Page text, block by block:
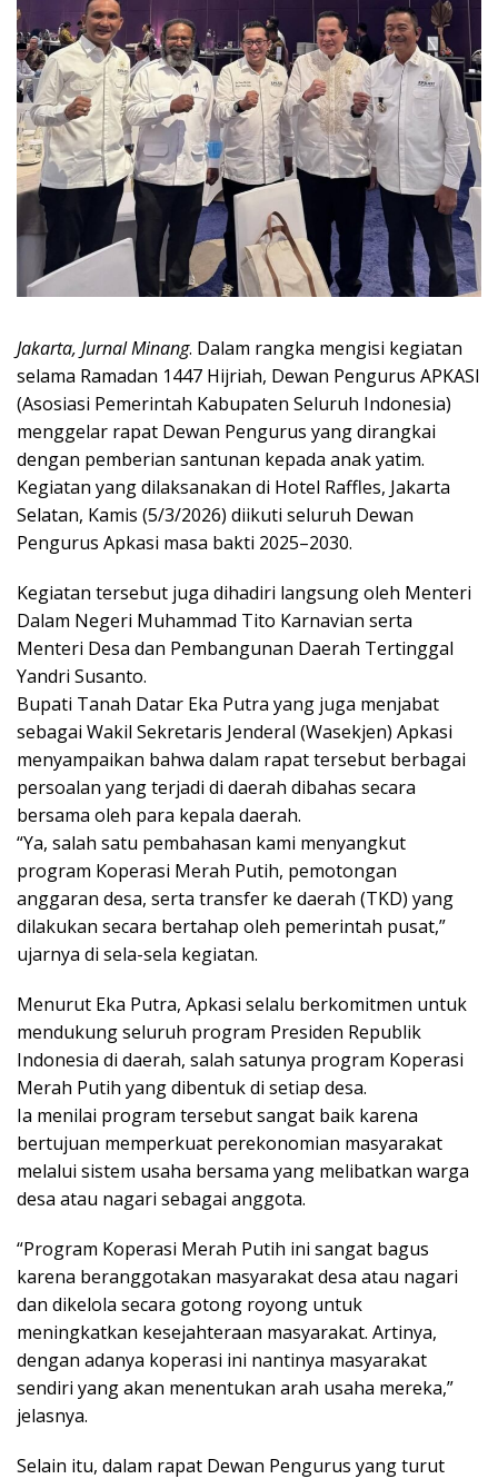
Jakarta, Jurnal Minang. Dalam rangka mengisi kegiatan
selama Ramadan 1447 Hijriah, Dewan Pengurus APKASI
(Asosiasi Pemerintah Kabupaten Seluruh Indonesia)
menggelar rapat Dewan Pengurus yang dirangkai
dengan pemberian santunan kepada anak yatim.
Kegiatan yang dilaksanakan di Hotel Raffles, Jakarta
Selatan, Kamis (5/3/2026) diikuti seluruh Dewan
Pengurus Apkasi masa bakti 2025–2030.
Kegiatan tersebut juga dihadiri langsung oleh Menteri
Dalam Negeri Muhammad Tito Karnavian serta
Menteri Desa dan Pembangunan Daerah Tertinggal
Yandri Susanto.
Bupati Tanah Datar Eka Putra yang juga menjabat
sebagai Wakil Sekretaris Jenderal (Wasekjen) Apkasi
menyampaikan bahwa dalam rapat tersebut berbagai
persoalan yang terjadi di daerah dibahas secara
bersama oleh para kepala daerah.
“Ya, salah satu pembahasan kami menyangkut
program Koperasi Merah Putih, pemotongan
anggaran desa, serta transfer ke daerah (TKD) yang
dilakukan secara bertahap oleh pemerintah pusat,”
ujarnya di sela-sela kegiatan.
Menurut Eka Putra, Apkasi selalu berkomitmen untuk
mendukung seluruh program Presiden Republik
Indonesia di daerah, salah satunya program Koperasi
Merah Putih yang dibentuk di setiap desa.
Ia menilai program tersebut sangat baik karena
bertujuan memperkuat perekonomian masyarakat
melalui sistem usaha bersama yang melibatkan warga
desa atau nagari sebagai anggota.
“Program Koperasi Merah Putih ini sangat bagus
karena beranggotakan masyarakat desa atau nagari
dan dikelola secara gotong royong untuk
meningkatkan kesejahteraan masyarakat. Artinya,
dengan adanya koperasi ini nantinya masyarakat
sendiri yang akan menentukan arah usaha mereka,”
jelasnya.
Selain itu, dalam rapat Dewan Pengurus yang turut